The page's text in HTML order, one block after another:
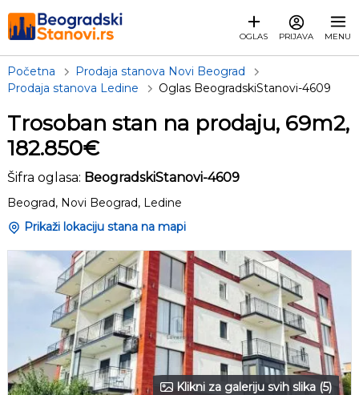
OGLAS PRIJAVA MENU
Početna
Prodaja stanova Novi Beograd
Prodaja stanova Ledine
Oglas BeogradskiStanovi-4609
Trosoban stan na prodaju, 69m2,
182.850€
Šifra oglasa: BeogradskiStanovi-4609
Beograd, Novi Beograd, Ledine
Prikaži lokaciju stana na mapi
Klikni za galeriju svih slika (5)